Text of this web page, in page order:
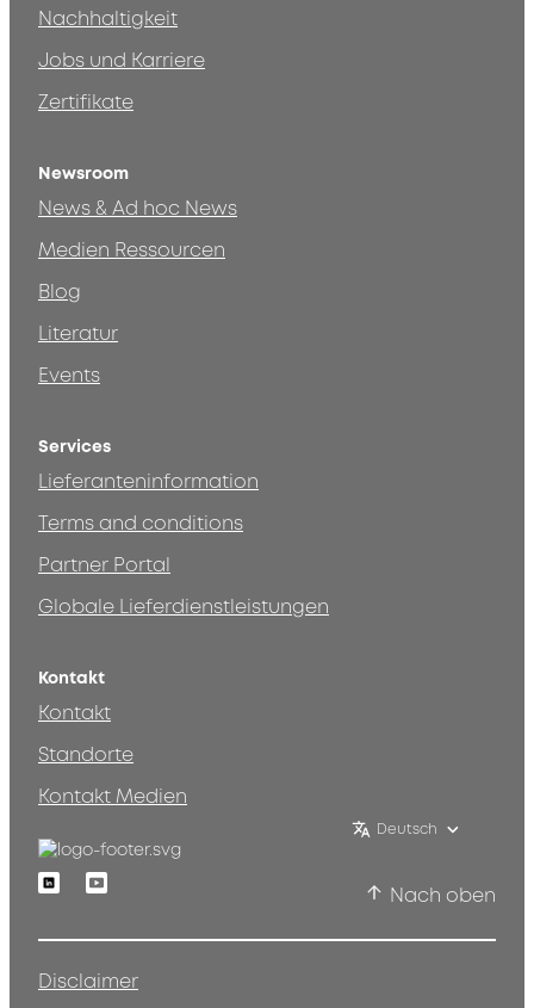
Nachhaltigkeit
Jobs und Karriere
Zertifikate
Newsroom
News & Ad hoc News
Medien Ressourcen
Blog
Literatur
Events
Services
Lieferanteninformation
Terms and conditions
Partner Portal
Globale Lieferdienstleistungen
Kontakt
Kontakt
Standorte
Kontakt Medien
Deutsch
LinkedinYoutube
Nach oben
Disclaimer